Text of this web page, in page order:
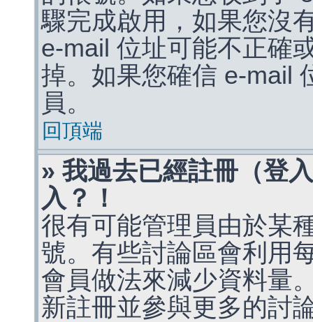
驟完成啟用，如果您沒
e-mail 位址可能不正確
掉。如果您確信 e-mail
員。
回頂端
» 我過去已經註冊（登
入？！
很有可能管理員由於某
號。有些討論區會利用
會員做法來減少資料量
新註冊並參與更多的討